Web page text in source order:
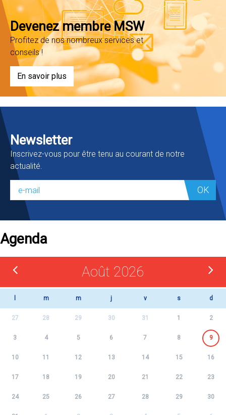
Devenez membre MSW
Profitez de nos nombreux services et
conseils !
En savoir plus
Newsletter
Inscrivez-vous pour être tenu au courant de notre
actualité.
OK
Agenda
Août 2026
m m j v s d
27 28 29 30 31 1 2
3 4 5 6 7 8 9
10 11 12 13 14 15 16
17 18 19 20 21 22 23
24 25 26 27 28 29 30